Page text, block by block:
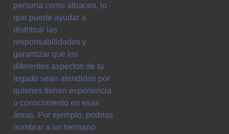
persona como albacea, lo
que puede ayudar a
distribuir las
responsabilidades y
garantizar que los
diferentes aspectos de tu
legado sean atendidos por
quienes tienen experiencia
o conocimiento en esas
áreas. Por ejemplo, podrías
nombrar a un hermano